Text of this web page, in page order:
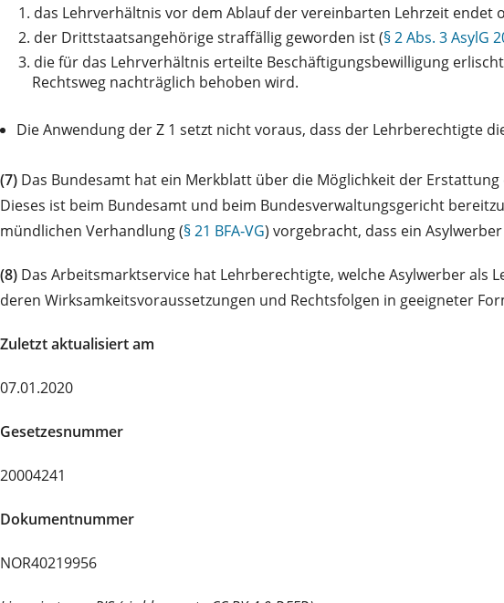
1. das Lehrverhältnis vor dem Ablauf der vereinbarten Lehrzeit
2. der Drittstaatsangehörige straffällig geworden ist (§ 2 Abs. 3 AsylG
3. die für das Lehrverhältnis erteilte Beschäftigungsbewilligung
Rechtsweg nachträglich behoben wird.
Die Anwendung der Z 1 setzt nicht voraus, dass der Lehrberechtigte
(7) Das Bundesamt hat ein Merkblatt über die Möglichkeit der
Dieses ist beim Bundesamt und beim Bundesverwaltungsgericht
mündlichen Verhandlung (§ 21 BFA‑VG) vorgebracht, dass ein
(8) Das Arbeitsmarktservice hat Lehrberechtigte, welche Asylwerber
deren Wirksamkeitsvoraussetzungen und Rechtsfolgen in geeigneter
Zuletzt aktualisiert am
07.01.2020
Gesetzesnummer
20004241
Dokumentnummer
NOR40219956